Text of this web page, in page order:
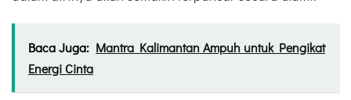
Baca Juga: Mantra Kalimantan Ampuh untuk Pengikat
Energi Cinta